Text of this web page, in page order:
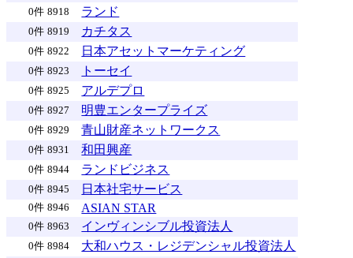
0件 8918 ランド
0件 8919 カチタス
0件 8922 日本アセットマーケティング
0件 8923 トーセイ
0件 8925 アルデプロ
0件 8927 明豊エンタープライズ
0件 8929 青山財産ネットワークス
0件 8931 和田興産
0件 8944 ランドビジネス
0件 8945 日本社宅サービス
0件 8946 ASIAN STAR
0件 8963 インヴィンシブル投資法人
0件 8984 大和ハウス・レジデンシャル投資法人